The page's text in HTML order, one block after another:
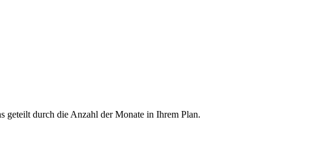
geteilt durch die Anzahl der Monate in Ihrem Plan.